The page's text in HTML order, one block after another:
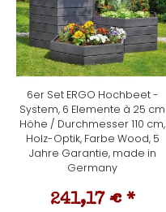
6er Set ERGO Hochbeet -
System, 6 Elemente à 25 cm
Höhe / Durchmesser 110 cm,
Holz-Optik, Farbe Wood, 5
Jahre Garantie, made in
Germany
241,17 € *